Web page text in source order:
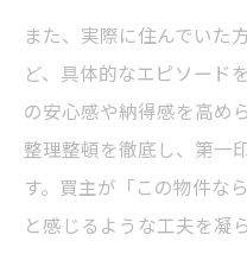
また、実際に住んでいた
ど、具体的なエピソード
の安心感や納得感を高め
整理整頓を徹底し、第一
す。買主が「この物件な
と感じるような工夫を凝